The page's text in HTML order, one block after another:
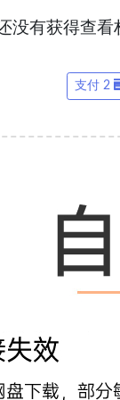
没有获得查看
支付 2